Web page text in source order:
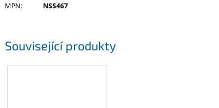
Související produkty
MPN: NSS467